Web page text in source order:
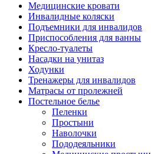
Медицинские кровати
Инвалидные коляски
Подъемники для инвалидов
Приспособления для ванны
Кресло-туалеты
Насадки на унитаз
Ходунки
Тренажеры для инвалидов
Матрасы от пролежней
Постельное белье
Пеленки
Простыни
Наволочки
Пододеяльники